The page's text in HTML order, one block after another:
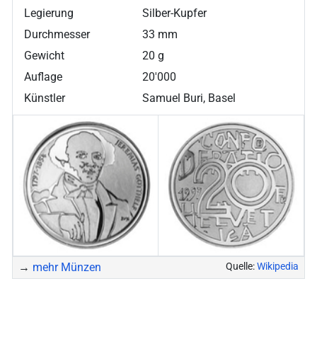
Legierung
Silber-Kupfer
Durchmesser
33 mm
Gewicht
20 g
Auflage
20'000
Künstler
Samuel Buri, Basel
→ mehr Münzen Quelle:Wikipedia